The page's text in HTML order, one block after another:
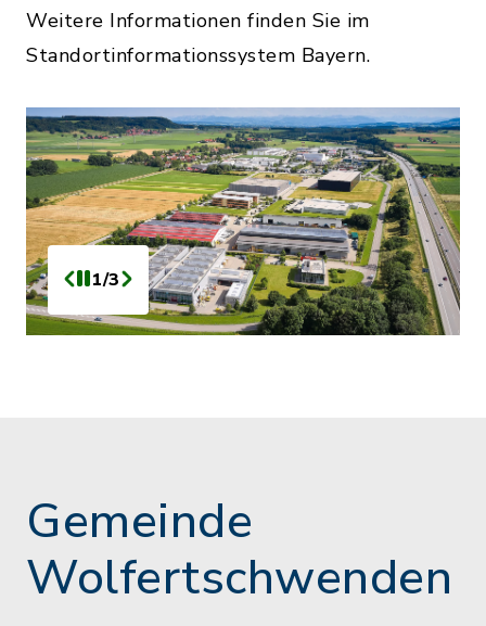
Weitere Informationen finden Sie im
Standortinformationssystem Bayern.
1/3
Gemeinde
Wolfertschwenden